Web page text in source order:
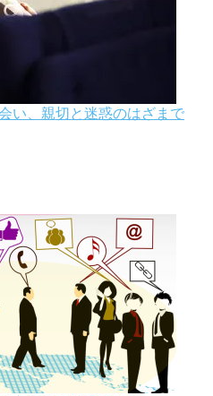
い、親切と迷惑のはざまで